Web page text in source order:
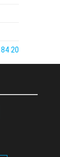
84 20